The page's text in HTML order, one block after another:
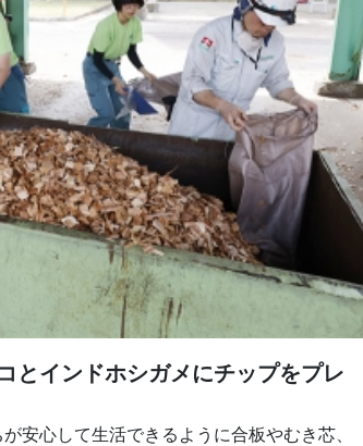
とインドホシガメにチップをプレ
安心して生活できるように合板やむき芯、